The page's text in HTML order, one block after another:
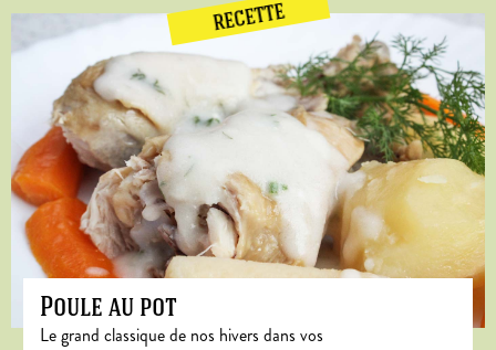
RECETTE
Poule au pot
Le grand classique de nos hivers dans vos